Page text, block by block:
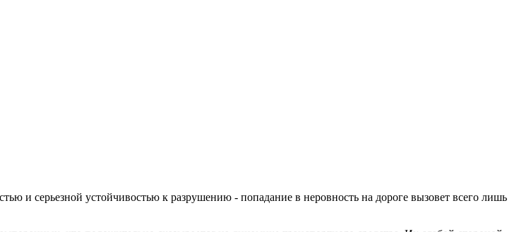
и серьезной устойчивостью к разрушению - попадание в неровность на дороге вызовет всего лишь